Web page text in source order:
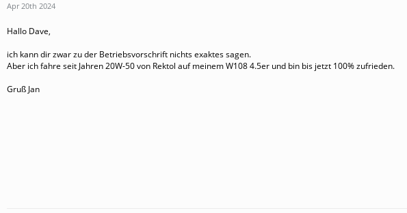
Apr 20th 2024
Hallo Dave,
ich kann dir zwar zu der Betriebsvorschrift nichts exaktes sagen.
Aber ich fahre seit Jahren 20W-50 von Rektol auf meinem W108 4.5er und bin bis jetzt 100% zufrieden.
Gruß Jan